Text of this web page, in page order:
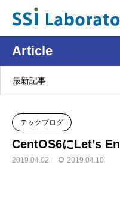
Article
最新記事
テックブログ
CentOS6にLet’s
2019.04.02 2019.04.10